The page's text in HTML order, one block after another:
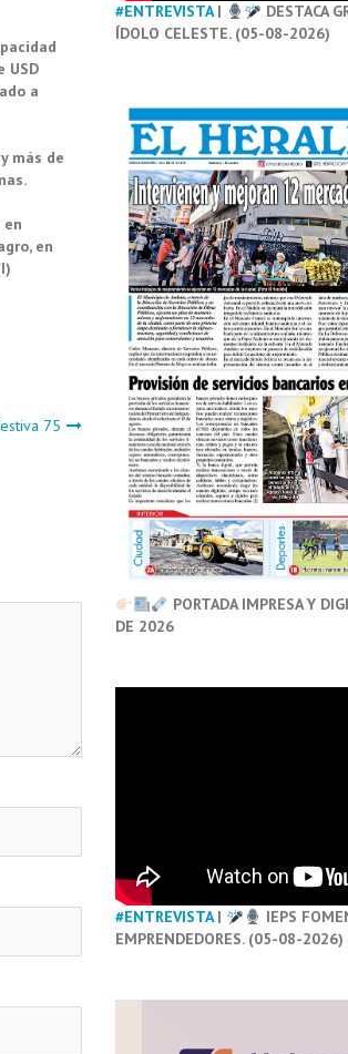
USD
a
más de
en
en
75
#ENTREVISTA|
DESTACA
ÍDOLO CELESTE. (05-08-2026)
PORTADA IMPRESA Y
DE 2026
#ENTREVISTA|
IEPS
EMPRENDEDORES. (05-08-2026)